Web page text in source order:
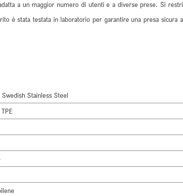
a un maggior numero di utenti e a diverse prese. Si
è stata testata in laboratorio per garantire una presa
Swedish Stainless Steel